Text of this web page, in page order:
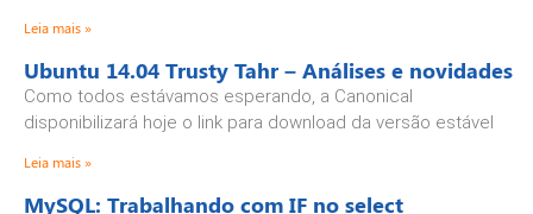
Leia mais »
Ubuntu 14.04 Trusty Tahr – Análises e novidades
Como todos estávamos esperando, a Canonical
disponibilizará hoje o link para download da versão estável
Leia mais »
MySQL: Trabalhando com IF no select